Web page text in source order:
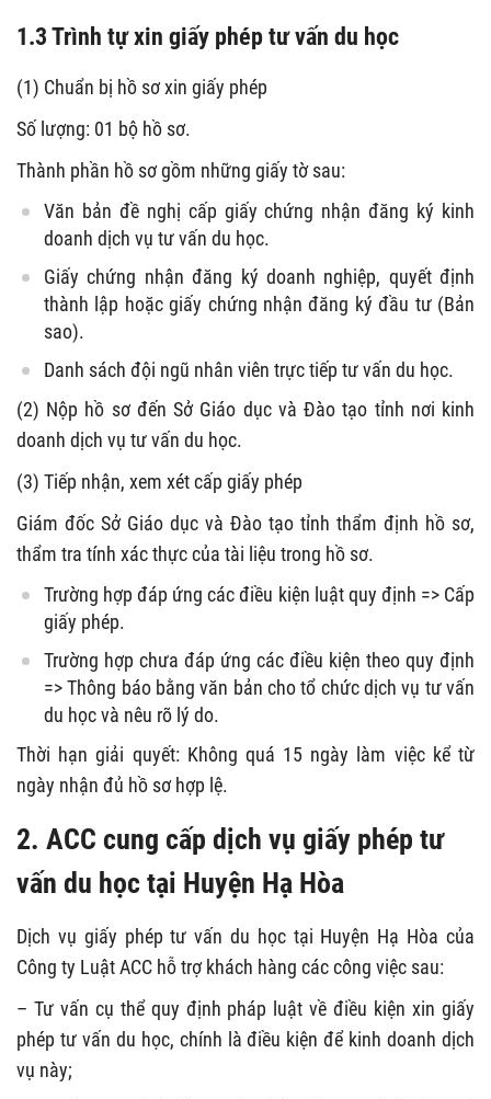
1.3 Trình tự xin giấy phép tư vấn du học
(1) Chuẩn bị hồ sơ xin giấy phép
Số lượng: 01 bộ hồ sơ.
Thành phần hồ sơ gồm những giấy tờ sau:
Văn bản đề nghị cấp giấy chứng nhận đăng ký kinh
doanh dịch vụ tư vấn du học.
Giấy chứng nhận đăng ký doanh nghiệp, quyết định
thành lập hoặc giấy chứng nhận đăng ký đầu tư (Bản
sao).
Danh sách đội ngũ nhân viên trực tiếp tư vấn du học.
(2) Nộp hồ sơ đến Sở Giáo dục và Đào tạo tỉnh nơi kinh
doanh dịch vụ tư vấn du học.
(3) Tiếp nhận, xem xét cấp giấy phép
Giám đốc Sở Giáo dục và Đào tạo tỉnh thẩm định hồ sơ,
thẩm tra tính xác thực của tài liệu trong hồ sơ.
Trường hợp đáp ứng các điều kiện luật quy định => Cấp
giấy phép.
Trường hợp chưa đáp ứng các điều kiện theo quy định
=> Thông báo bằng văn bản cho tổ chức dịch vụ tư vấn
du học và nêu rõ lý do.
Thời hạn giải quyết: Không quá 15 ngày làm việc kể từ
ngày nhận đủ hồ sơ hợp lệ.
2. ACC cung cấp dịch vụ giấy phép tư
vấn du học tại Huyện Hạ Hòa
Dịch vụ giấy phép tư vấn du học tại Huyện Hạ Hòa của
Công ty Luật ACC hỗ trợ khách hàng các công việc sau:
– Tư vấn cụ thể quy định pháp luật về điều kiện xin giấy
phép tư vấn du học, chính là điều kiện để kinh doanh dịch
vụ này;